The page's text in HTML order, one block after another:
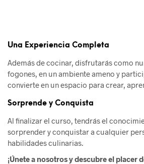
Una Experiencia Completa
Además de cocinar, disfrutarás como
fogones, en un ambiente ameno y
convierte en un espacio para crear,
Sorprende y Conquista
Al finalizar el curso, tendrás el
sorprender y conquistar a cualquier
habilidades culinarias.
¡Únete a nosotros y descubre el placer